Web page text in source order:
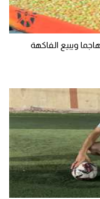
ويبيع الفاكهة